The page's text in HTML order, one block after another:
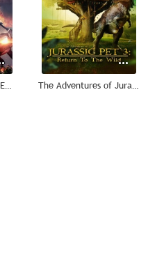
The Jurassic Games: Extinction The Adventures of Jurassic Pet: Return to the Wild